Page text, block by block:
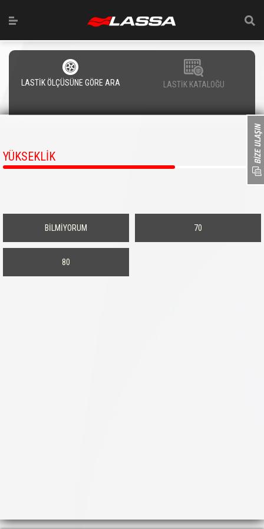
LASTİK ÖLÇÜSÜNE GÖRE ARA LASTİK KATALOĞU
YÜKSEKLİK
BİLMİYORUM 70
80